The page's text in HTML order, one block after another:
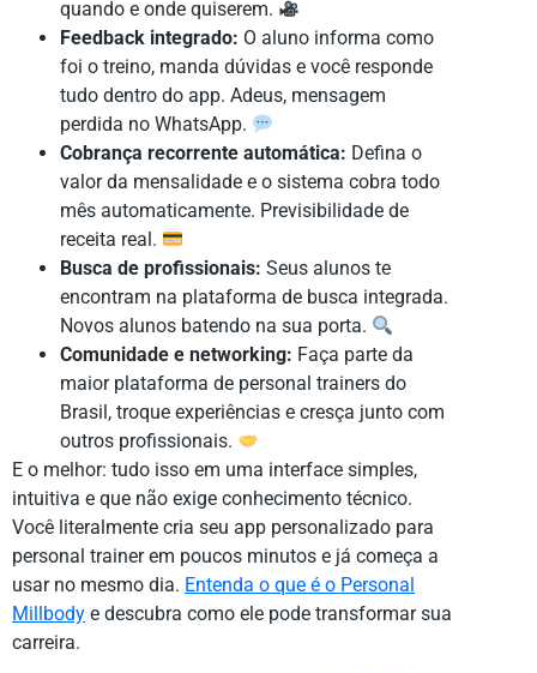
quando e onde quiserem.
Feedback integrado: O aluno informa como
foi o treino, manda dúvidas e você responde
tudo dentro do app. Adeus, mensagem
perdida no WhatsApp.
Cobrança recorrente automática: Defina o
valor da mensalidade e o sistema cobra todo
mês automaticamente. Previsibilidade de
receita real.
Busca de profissionais: Seus alunos te
encontram na plataforma de busca integrada.
Novos alunos batendo na sua porta.
Comunidade e networking: Faça parte da
maior plataforma de personal trainers do
Brasil, troque experiências e cresça junto com
outros profissionais.
E o melhor: tudo isso em uma interface simples,
intuitiva e que não exige conhecimento técnico.
Você literalmente cria seu app personalizado para
personal trainer em poucos minutos e já começa a
usar no mesmo dia. Entenda o que é o Personal
Millbody e descubra como ele pode transformar sua
carreira.